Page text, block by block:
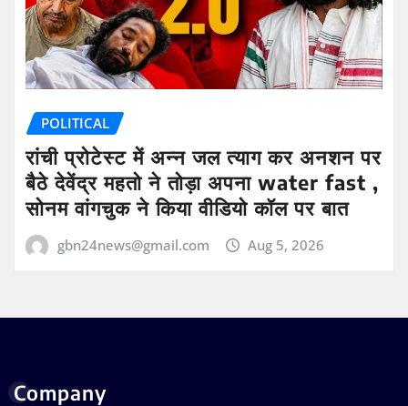
POLITICAL
रांची प्रोटेस्ट में अन्न जल त्याग कर अनशन पर
बैठे देवेंद्र महतो ने तोड़ा अपना water fast ,
सोनम वांगचुक ने किया वीडियो कॉल पर बात
gbn24news@gmail.com Aug 5, 2026
Company